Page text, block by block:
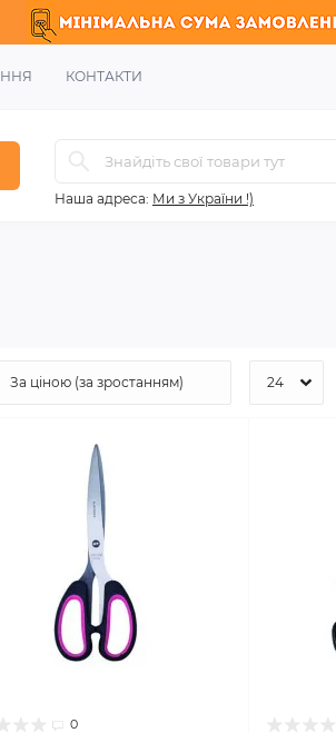
КОНТАКТИ
Наша адреса: Ми з України !)
0